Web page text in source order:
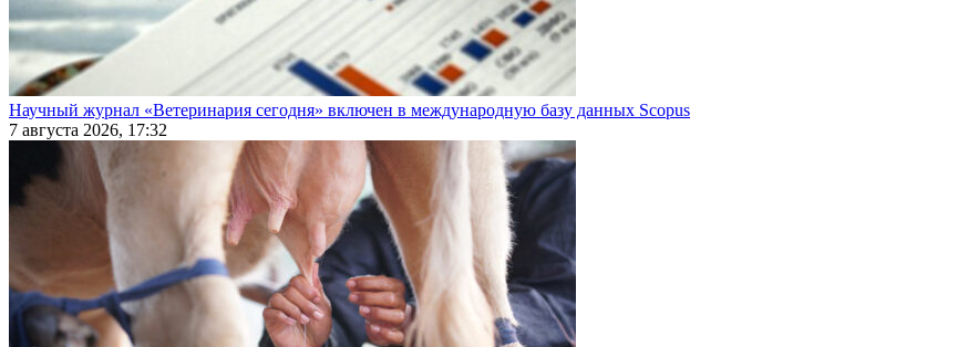
Научный журнал «Ветеринария сегодня» включен в международную базу данных Scopus
7 августа 2026, 17:32